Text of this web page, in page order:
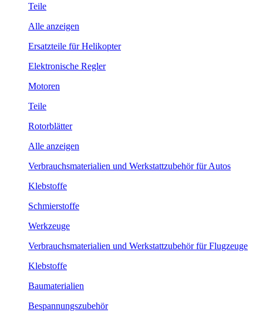
Teile
Alle anzeigen
Ersatzteile für Helikopter
Elektronische Regler
Motoren
Teile
Rotorblätter
Alle anzeigen
Verbrauchsmaterialien und Werkstattzubehör für Autos
Klebstoffe
Schmierstoffe
Werkzeuge
Verbrauchsmaterialien und Werkstattzubehör für Flugzeuge
Klebstoffe
Baumaterialien
Bespannungszubehör